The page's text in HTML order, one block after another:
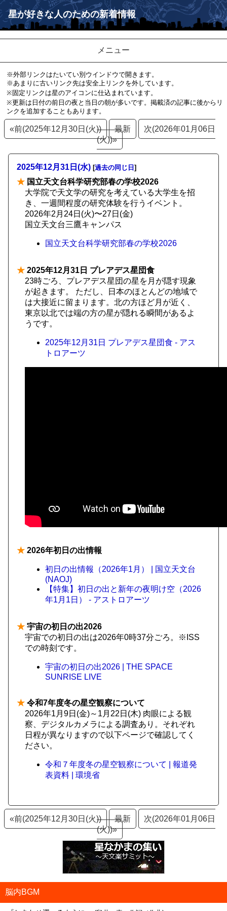
星が好きな人のための新着情報
メニュー
※外部リンクはたいてい別ウインドウで開きます。
※あまりに古いリンク先は安全上リンクを外しています。
※固定リンクは星のアイコンに仕込まれています。
※更新は日付の前日の夜と当日の朝が多いです。掲載済の記事に後からリ
ンクを追加することもあります。
«前(2025年12月30日(火)) 最新
次(2026年01月06日
(火))»
2025年12月31日(水) [過去の同じ日 ]
★ 国立天文台科学研究部春の学校2026
大学院で天文学の研究を考えている大学生を招
き、一週間程度の研究体験を行うイベント。
2026年2月24日(火)〜27日(金)
国立天文台三鷹キャンパス
国立天文台科学研究部春の学校2026
★ 2025年12月31日 プレアデス星団食
23時ごろ、プレアデス星団の星を月が隠す現象
が起きます。 ただし、日本のほとんどの地域で
は大接近に留まります。北の方ほど月が近く、
東京以北では端の方の星が隠れる瞬間があるよ
うです。
2025年12月31日 プレアデス星団食 - アス
トロアーツ
★ 2026年初日の出情報
初日の出情報（2026年1月） | 国立天文台
(NAOJ)
【特集】初日の出と新年の夜明け空（2026
年1月1日） - アストロアーツ
★ 宇宙の初日の出2026
宇宙での初日の出は2026年0時37分ごろ。※ISS
での時刻です。
宇宙の初日の出2026 | THE SPACE
SUNRISE LIVE
★ 令和7年度冬の星空観察について
2026年1月9日(金)～1月22日(木) 肉眼による観
察、デジタルカメラによる調査あり。それぞれ
日程が異なりますので以下ページで確認してく
ださい。
令和７年度冬の星空観察について | 報道発
表資料 | 環境省
«前(2025年12月30日(火)) 最新
次(2026年01月06日
(火))»
脳内BGM